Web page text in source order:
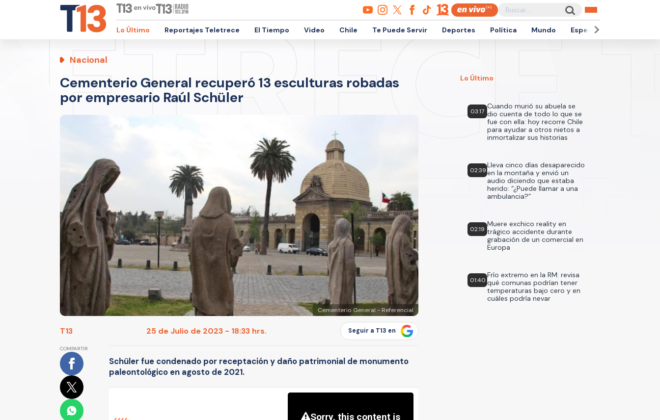
Lo Último Reportajes Teletrece El Tiempo Video Chile Te Puede Servir Deportes Política Mundo Espectáculos
Nacional
Cementerio General recuperó 13 esculturas robadas
por empresario Raúl Schüler
Cementerio General - Referencial
T13 25 de Julio de 2023 - 18:33 hrs. Seguir a T13 en
COMPARTIR
Schüler fue condenado por receptación y daño patrimonial de monumento
paleontológico en agosto de 2021.
Lo Último
03:17
Cuando murió su abuela se
dio cuenta de todo lo que se
fue con ella: hoy recorre Chile
para ayudar a otros nietos a
inmortalizar sus historias
02:39
Lleva cinco días desaparecido
en la montaña y envió un
audio diciendo que estaba
herido: “¿Puede llamar a una
ambulancia?”
02:19
Muere exchico reality en
trágico accidente durante
grabación de un comercial en
Europa
01:40
Frío extremo en la RM: revisa
qué comunas podrían tener
temperaturas bajo cero y en
cuáles podría nevar